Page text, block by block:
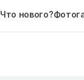
Что нового?